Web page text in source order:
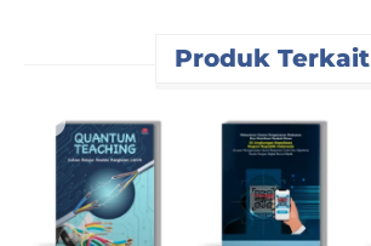
Produk Terkait